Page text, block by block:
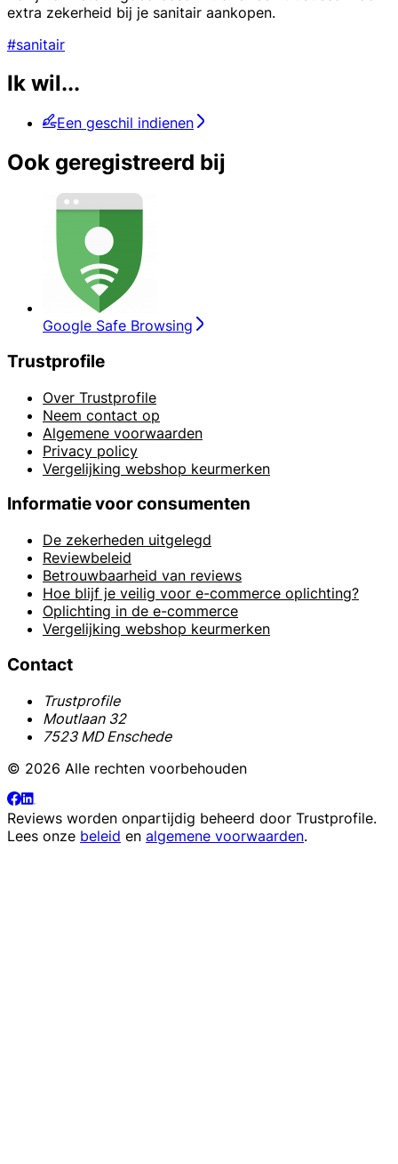
extra zekerheid bij je sanitair aankopen.
#sanitair
Ik wil...
Een geschil indienen
Ook geregistreerd bij
Google Safe Browsing
Trustprofile
Over Trustprofile
Neem contact op
Algemene voorwaarden
Privacy policy
Vergelijking webshop keurmerken
Informatie voor consumenten
De zekerheden uitgelegd
Reviewbeleid
Betrouwbaarheid van reviews
Hoe blijf je veilig voor e-commerce oplichting?
Oplichting in de e-commerce
Vergelijking webshop keurmerken
Contact
Trustprofile
Moutlaan 32
7523 MD Enschede
© 2026 Alle rechten voorbehouden
Reviews worden onpartijdig beheerd door Trustprofile.
Lees onze beleid en algemene voorwaarden.